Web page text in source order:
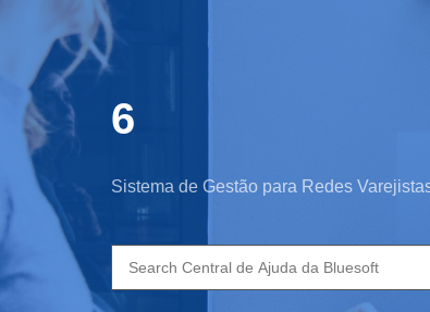
6
Sistema de Gestão para Redes
Search
for: